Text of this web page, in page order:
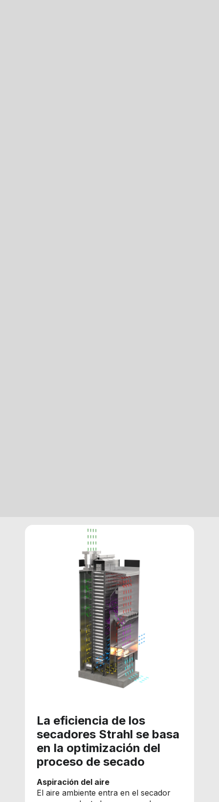
La eficiencia de los
secadores Strahl se basa
en la optimización del
proceso de secado
Aspiración del aire
El aire ambiente entra en el secador